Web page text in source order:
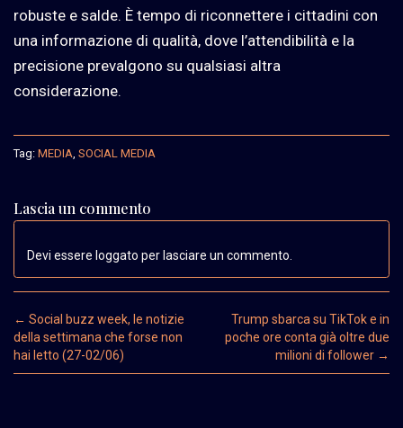
robuste e salde. È tempo di riconnettere i cittadini con
una informazione di qualità, dove l’attendibilità e la
precisione prevalgono su qualsiasi altra
considerazione.
Tag: MEDIA SOCIAL MEDIA
Lascia un commento
Devi essere loggato per lasciare un commento.
Post navigation
← Social buzz week, le notizie
della settimana che forse non
hai letto (27-02/06)
Trump sbarca su TikTok e in
poche ore conta già oltre due
milioni di follower →